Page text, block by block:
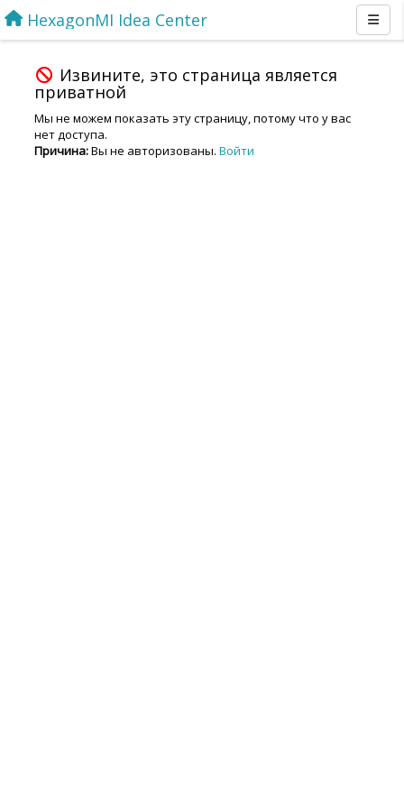
HexagonMI Idea Center
Извините, это страница является
приватной
Мы не можем показать эту страницу, потому что у вас
нет доступа.
Причина:Вы не авторизованы. Войти